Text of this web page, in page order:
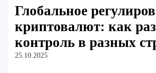
Глобальное
криптовалют: как
контроль в разных
25.10.2025